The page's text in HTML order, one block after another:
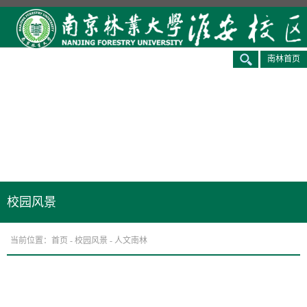
南林首页
校园风景
当前位置： 首页 - 校园风景 - 人文南林